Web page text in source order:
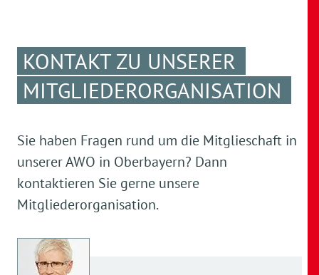
KONTAKT ZU UNSERER
MITGLIEDERORGANISATION
Sie haben Fragen rund um die Mitglieschaft in
unserer AWO in Oberbayern? Dann
kontaktieren Sie gerne unsere
Mitgliederorganisation.